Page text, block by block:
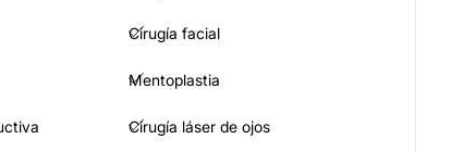
Cirugía facial
Mentoplastia
Cirugía láser de ojos